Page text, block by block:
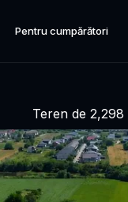
Pentru cumpărători
Teren de